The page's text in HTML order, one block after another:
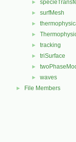
►
► surfMesh
►
►
► tracking
► triSurface
►
► waves
► File Members